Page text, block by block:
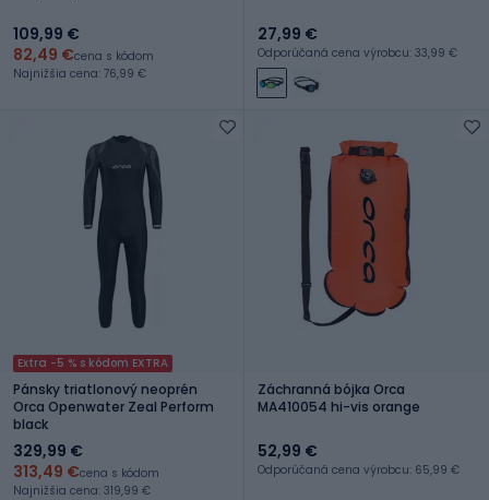
109,99 €
82,49 €cena s kódom
Najnižšia cena: 76,99 €
27,99 €
Odporúčaná cena výrobcu: 33,99 €
Extra -5 % s kódom EXTRA
Pánsky triatlonový neoprén
Orca Openwater Zeal Perform
black
329,99 €
313,49 €cena s kódom
Najnižšia cena: 319,99 €
Záchranná bójka Orca
MA410054 hi-vis orange
52,99 €
Odporúčaná cena výrobcu: 65,99 €